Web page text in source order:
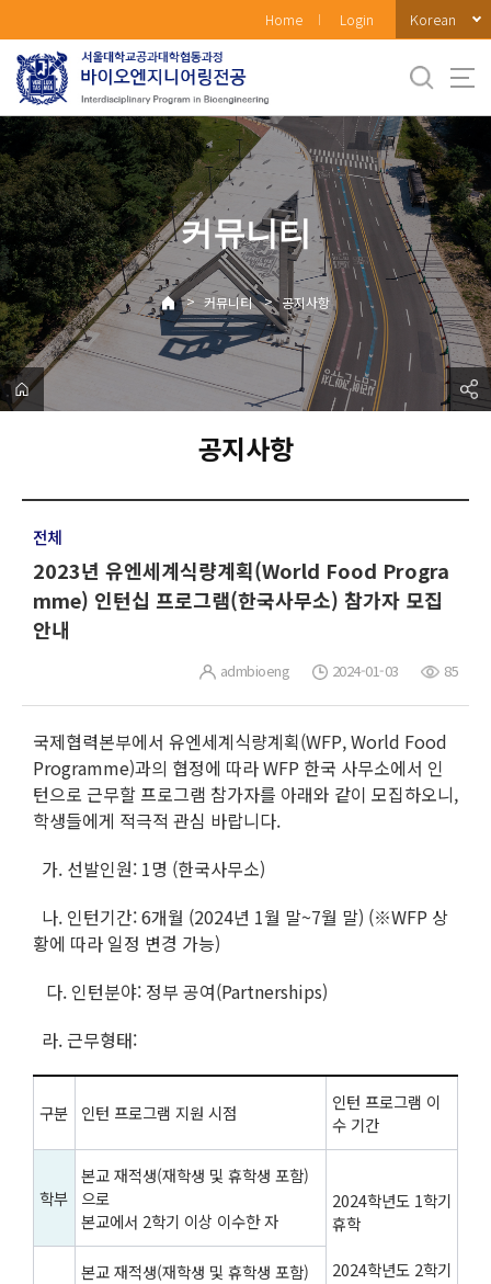
로
메
뉴
Home Login Korean
커뮤니티
> 커뮤니티 > 공지사항
공지사항
전체
2023년 유엔세계식량계획(World Food Progra
mme) 인턴십 프로그램(한국사무소) 참가자 모집
안내
admbioeng 2024-01-03 85
국제협력본부에서 유엔세계식량계획(WFP, World Food
Programme)과의 협정에 따라 WFP 한국 사무소에서 인
턴으로 근무할 프로그램 참가자를 아래와 같이 모집하오니,
학생들에게 적극적 관심 바랍니다.
가. 선발인원: 1명 (한국사무소)
나. 인턴기간: 6개월 (2024년 1월 말~7월 말) (※WFP 상
황에 따라 일정 변경 가능)
다. 인턴분야: 정부 공여(Partnerships)
라. 근무형태:
구분 인턴 프로그램 지원 시점
인턴 프로그램 이
수 기간
학부
본교 재적생(재학생 및 휴학생 포함)
으로
본교에서 2학기 이상 이수한 자
2024학년도 1학기
휴학
2024학년도 2학기
본교 재적생(재학생 및 휴학생 포함)